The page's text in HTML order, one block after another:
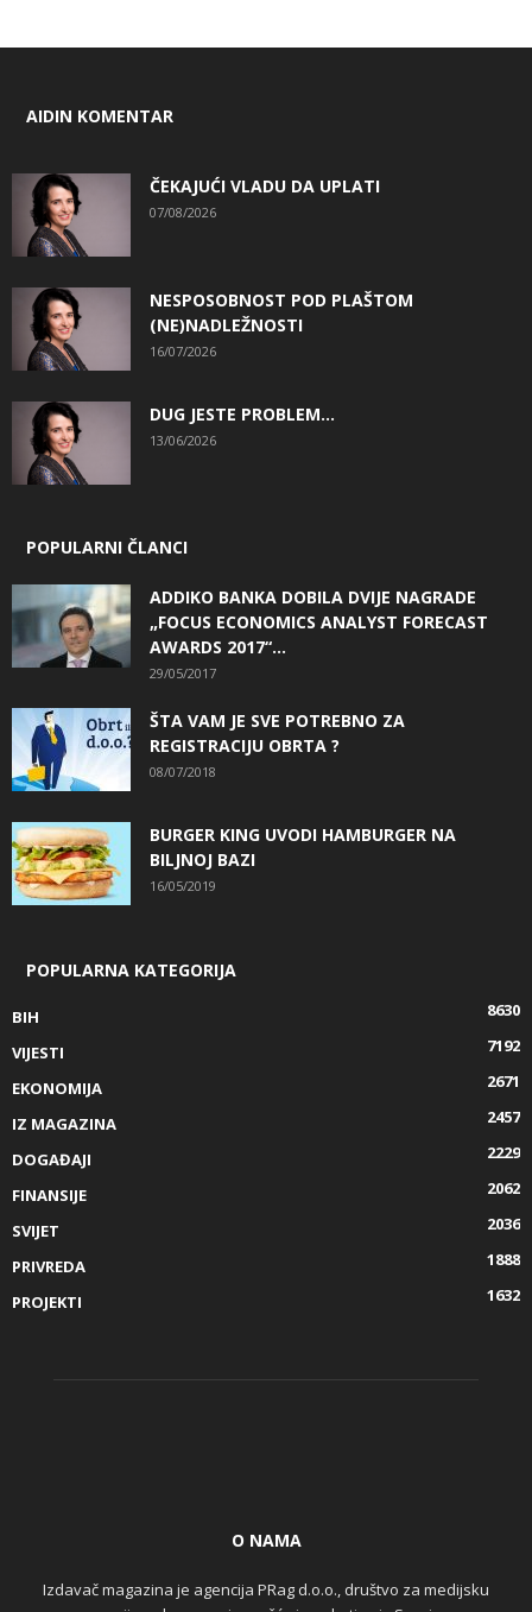
AIDIN KOMENTAR
ČEKAJUĆI VLADU DA UPLATI
07/08/2026
NESPOSOBNOST POD PLAŠTOM
(NE)NADLEŽNOSTI
16/07/2026
DUG JESTE PROBLEM…
13/06/2026
POPULARNI ČLANCI
ADDIKO BANKA DOBILA DVIJE NAGRADE
„FOCUS ECONOMICS ANALYST FORECAST
AWARDS 2017“...
29/05/2017
ŠTA VAM JE SVE POTREBNO ZA
REGISTRACIJU OBRTA ?
08/07/2018
BURGER KING UVODI HAMBURGER NA
BILJNOJ BAZI
16/05/2019
POPULARNA KATEGORIJA
BIH
8630
VIJESTI
7192
EKONOMIJA
2671
IZ MAGAZINA
2457
DOGAĐAJI
2229
FINANSIJE
2062
SVIJET
2036
PRIVREDA
1888
PROJEKTI
1632
O NAMA
Izdavač magazina je agencija PRag d.o.o., društvo za medijsku